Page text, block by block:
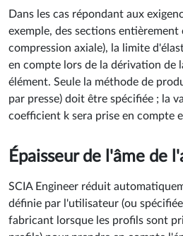
Dans les cas répondant aux
exemple, des sections entièrement
compression axiale), la limite
en compte lors de la dérivation de
élément. Seule la méthode de
par presse) doit être spécifiée ; la
coefficient k sera prise en compte
Épaisseur de l'âme de
SCIA Engineer réduit
définie par l'utilisateur (ou
fabricant lorsque les profils sont